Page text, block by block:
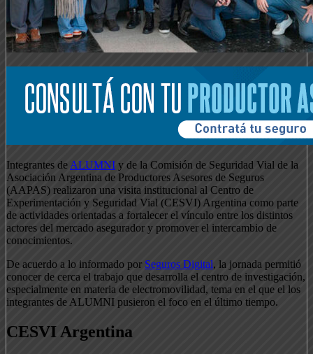
Integrantes de ALUMNI y de la Comisión de Seguridad Vial de la
Asociación Argentina de Productores Asesores de Seguros
(AAPAS) realizaron una visita institucional al Centro de
Experimentación y Seguridad Vial (CESVI) Argentina como parte
de actividades orientadas a fortalecer el vínculo entre los distintos
actores del mercado asegurador y promover el intercambio de
conocimientos.
De acuerdo a lo informado por Seguros Digital, la jornada permitió
conocer de cerca el trabajo que desarrolla el centro de investigación,
especialmente en materia de electromovilidad, tema en el que el los
integrantes de ALUMNI pusieron el foco en el último tiempo.
CESVI Argentina